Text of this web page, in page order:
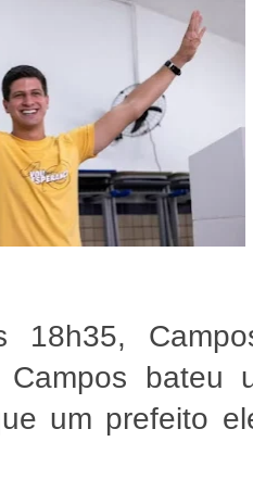
Campos
um prefeito